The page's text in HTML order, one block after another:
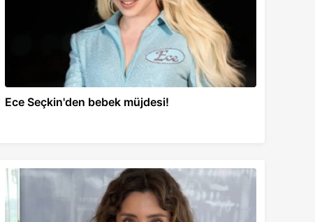
Ece Seçkin'den bebek müjdesi!